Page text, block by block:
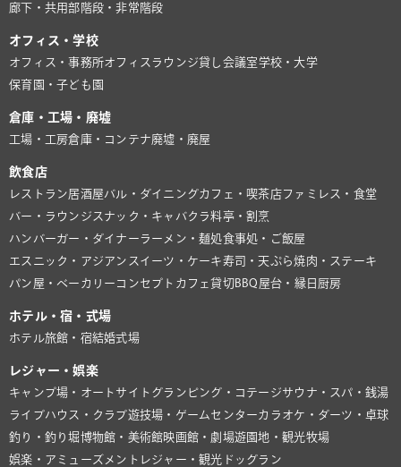
廊下・共用部階段・非常階段
オフィス・学校
オフィス・事務所オフィスラウンジ貸し会議室学校・大学
保育園・子ども園
倉庫・工場・廃墟
工場・工房倉庫・コンテナ廃墟・廃屋
飲食店
レストラン居酒屋バル・ダイニングカフェ・喫茶店ファミレス・食堂
バー・ラウンジ スナック・キャバクラ料亭・割烹
ハンバーガー・ダイナーラーメン・麺処食事処・ご飯屋
エスニック・アジアン スイーツ・ケーキ寿司・天ぷら焼肉・ステーキ
パン屋・ベーカリー コンセプトカフェ貸切BBQ 屋台・縁日 厨房
ホテル・宿・式場
ホテル旅館・宿結婚式場
レジャー・娯楽
キャンプ場・オートサイト グランピング・コテージサウナ・スパ・銭湯
ライブハウス・クラブ遊技場・ゲームセンターカラオケ・ダーツ・卓球
釣り・釣り堀博物館・美術館映画館・劇場遊園地・観光牧場
娯楽・アミューズメント レジャー・観光 ドッグラン